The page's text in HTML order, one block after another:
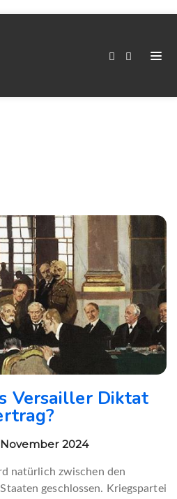
Maurer
Schlagwort:Maurer
Versailler Diktat
2024
natürlich zwischen den
geschlossen. Kriegspartei